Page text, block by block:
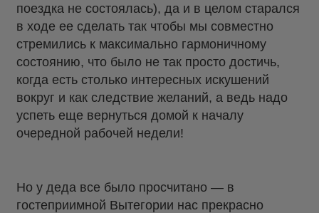
поездка не состоялась), да и в целом старался
в ходе ее сделать так чтобы мы совместно
стремились к максимально гармоничному
состоянию, что было не так просто достичь,
когда есть столько интересных искушений
вокруг и как следствие желаний, а ведь надо
успеть еще вернуться домой к началу
очередной рабочей недели!
Но у деда все было просчитано — в
гостеприимной Вытегории нас прекрасно